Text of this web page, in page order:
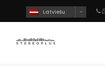
Latviešu